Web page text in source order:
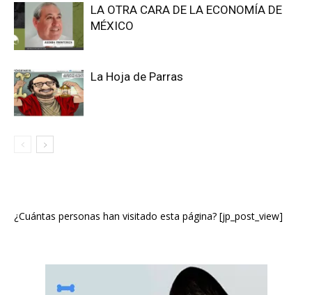
LA OTRA CARA DE LA ECONOMÍA DE
MÉXICO
La Hoja de Parras
¿Cuántas personas han visitado esta página? [jp_post_view]